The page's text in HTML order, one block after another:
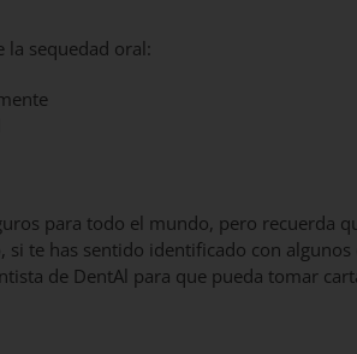
la sequedad oral:
para todo el mundo, pero recuerda
si te has sentido identificado con
de DentAl para que pueda tomar